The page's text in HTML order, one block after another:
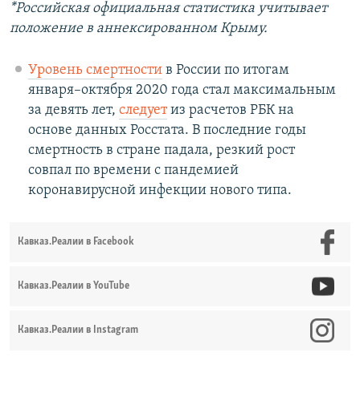
*Российская официальная статистика учитывает
положение в аннексированном Крыму.
Уровень смертностив России по итогам
января–октября 2020 года стал максимальным
за девять лет, следуетиз расчетов РБК на
основе данных Росстата. В последние годы
смертность в стране падала, резкий рост
совпал по времени с пандемией
коронавирусной инфекции нового типа.
Кавказ.Реалии в Facebook
Кавказ.Реалии в YouTube
Кавказ.Реалии в Instagram